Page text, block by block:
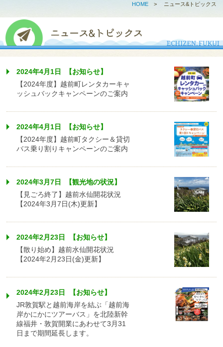
HOME> ニュース&トピックス
2024年4月1日 【お知らせ】
【2024年度】越前町レンタカーキャ
ッシュバックキャンペーンのご案内
2024年4月1日 【お知らせ】
【2024年度】越前町タクシー＆貸切
バス乗り割りキャンペーンのご案内
2024年3月7日 【観光地の状況】
【見ごろ終了】越前水仙開花状況
【2024年3月7日(木)更新】
2024年2月23日 【お知らせ】
【散り始め】越前水仙開花状況
【2024年2月23日(金)更新】
2024年2月23日 【お知らせ】
JR敦賀駅と越前海岸を結ぶ「越前海
岸かにかにツアーバス」を北陸新幹
線福井・敦賀開業にあわせて3月31
日まで期間延長します。